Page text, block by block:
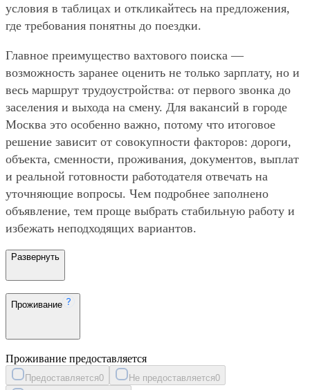
условия в таблицах и откликайтесь на предложения,
где требования понятны до поездки.
Главное преимущество вахтового поиска —
возможность заранее оценить не только зарплату, но и
весь маршрут трудоустройства: от первого звонка до
заселения и выхода на смену. Для вакансий в городе
Москва это особенно важно, потому что итоговое
решение зависит от совокупности факторов: дороги,
объекта, сменности, проживания, документов, выплат
и реальной готовности работодателя отвечать на
уточняющие вопросы. Чем подробнее заполнено
объявление, тем проще выбрать стабильную работу и
избежать неподходящих вариантов.
Развернуть
Проживание
Проживание предоставляется
Предоставляется0 Не предоставляется0